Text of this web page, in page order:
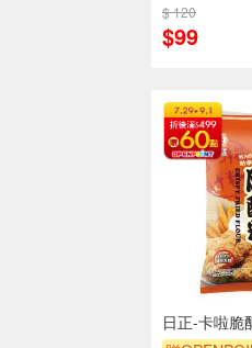
贈$200
$ 120
$99
日正-卡啦脆